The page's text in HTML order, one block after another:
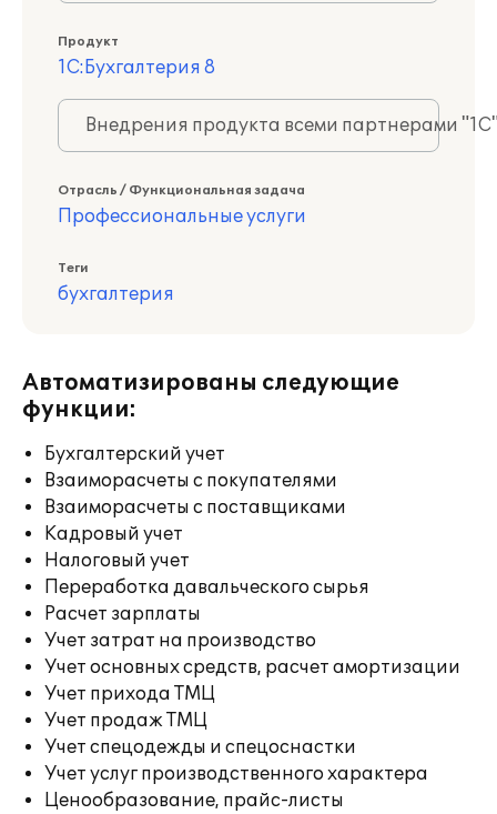
Продукт
1С:Бухгалтерия 8
Внедрения продукта всеми партнерами
Отрасль / Функциональная задача
Профессиональные услуги
Теги
бухгалтерия
Автоматизированы следующие
функции:
Бухгалтерский учет
Взаиморасчеты с покупателями
Взаиморасчеты с поставщиками
Кадровый учет
Налоговый учет
Переработка давальческого сырья
Расчет зарплаты
Учет затрат на производство
Учет основных средств, расчет амортизации
Учет прихода ТМЦ
Учет продаж ТМЦ
Учет спецодежды и спецоснастки
Учет услуг производственного характера
Ценообразование, прайс-листы